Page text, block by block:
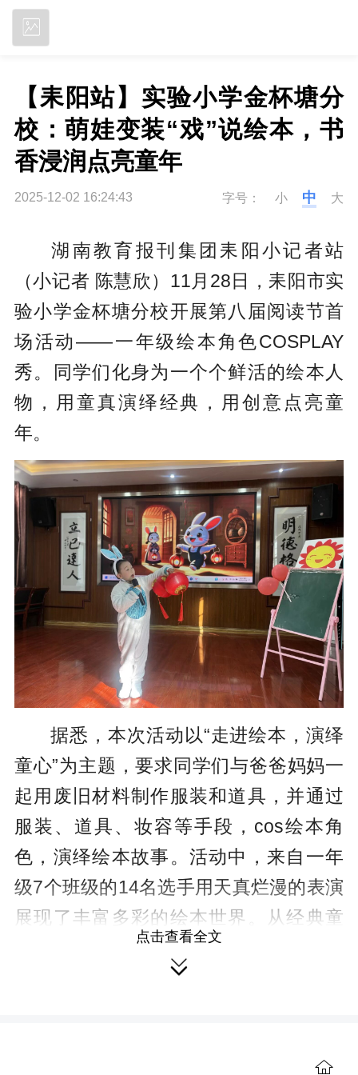
【耒阳站】实验小学金杯塘分
校：萌娃变装“戏”说绘本，书
香浸润点亮童年
2025-12-02 16:24:43 字号： 小 中 大
湖南教育报刊集团耒阳小记者站
（小记者 陈慧欣）11月28日，耒阳市实
验小学金杯塘分校开展第八届阅读节首
场活动——一年级绘本角色COSPLAY
秀。同学们化身为一个个鲜活的绘本人
物，用童真演绎经典，用创意点亮童
年。
据悉，本次活动以“走进绘本，演绎
童心”为主题，要求同学们与爸爸妈妈一
起用废旧材料制作服装和道具，并通过
服装、道具、妆容等手段，cos绘本角
色，演绎绘本故事。活动中，来自一年
级7个班级的14名选手用天真烂漫的表演
展现了丰富多彩的绘本世界。从经典童
话《白雪公主》《卖火柴的小女孩》到
充满英雄气概的《木兰从军》《王二
《秋天的魔法》，每一个节目都凝聚了
点击查看全文
